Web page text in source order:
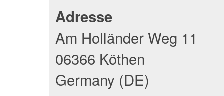
Adresse
Am Holländer Weg 11
06366 Köthen
Germany (DE)